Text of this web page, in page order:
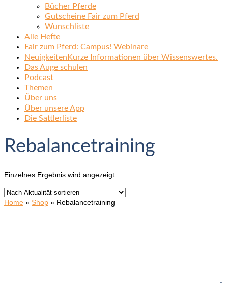
Bücher Pferde
Gutscheine Fair zum Pferd
Wunschliste
Alle Hefte
Fair zum Pferd: Campus! Webinare
Neuigkeiten Kurze Informationen über Wissenswertes.
Das Auge schulen
Podcast
Themen
Über uns
Über unsere App
Die Sattlerliste
Rebalancetraining
Einzelnes Ergebnis wird angezeigt
Home » Shop » Rebalancetraining